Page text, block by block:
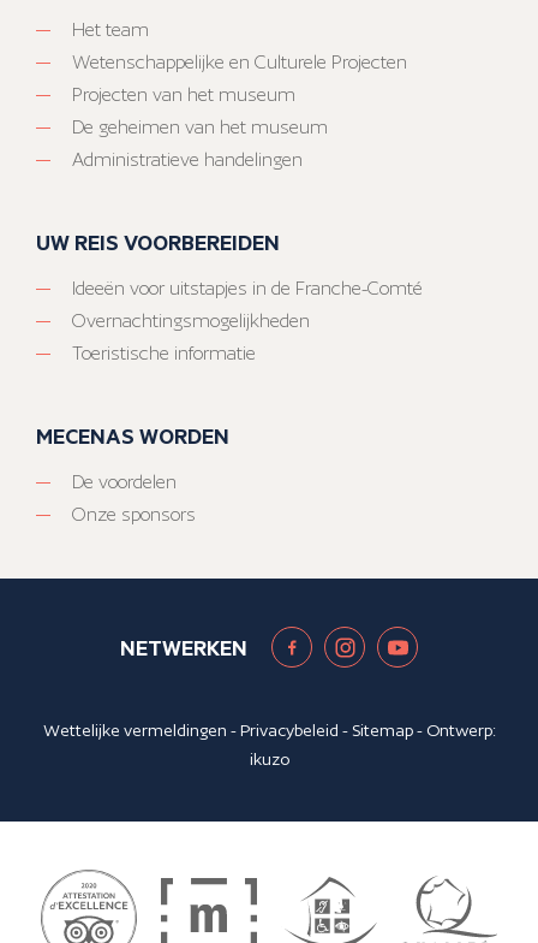
Het team
Wetenschappelijke en Culturele Projecten
Projecten van het museum
De geheimen van het museum
Administratieve handelingen
UW REIS VOORBEREIDEN
Ideeën voor uitstapjes in de Franche-Comté
Overnachtingsmogelijkheden
Toeristische informatie
MECENAS WORDEN
De voordelen
Onze sponsors
NETWERKEN
Wettelijke vermeldingen -Privacybeleid - Sitemap- Ontwerp:
ikuzo